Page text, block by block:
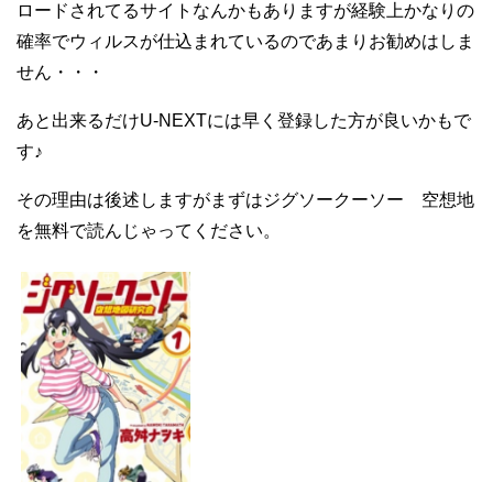
ロードされてるサイトなんかもありますが経験上かなりの
確率でウィルスが仕込まれているのであまりお勧めはしま
せん・・・
あと出来るだけU-NEXTには早く登録した方が良いかもで
す♪
その理由は後述しますがまずはジグソークーソー 空想地
を無料で読んじゃってください。